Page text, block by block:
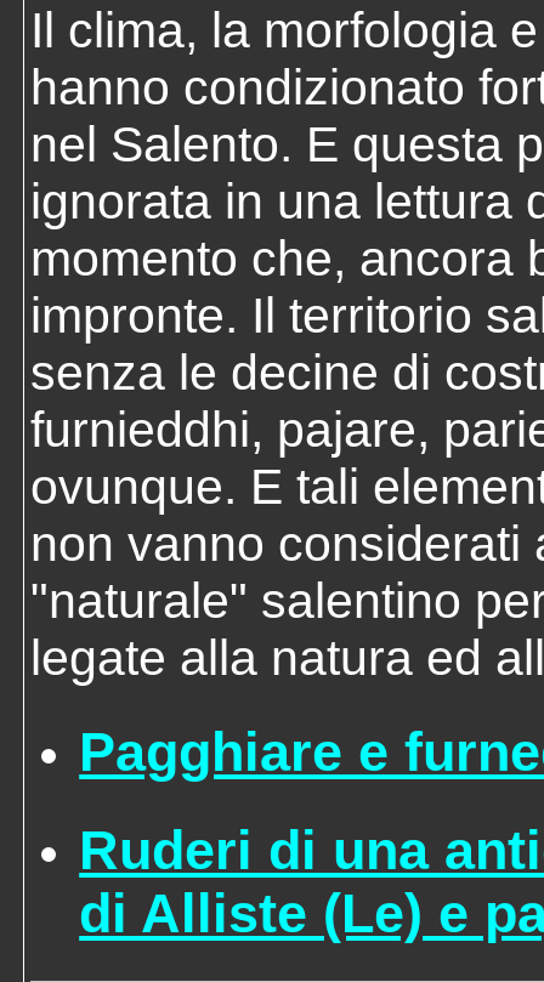
Il clima, la morfologia
hanno condizionato
nel Salento. E questa
ignorata in una lettura
momento che, ancora
impronte. Il territorio
senza le decine di
furnieddhi, pajare,
ovunque. E tali
non vanno considerati
"naturale" salentino
legate alla natura ed
Pagghiare e
Ruderi di una
di Alliste (Le) e